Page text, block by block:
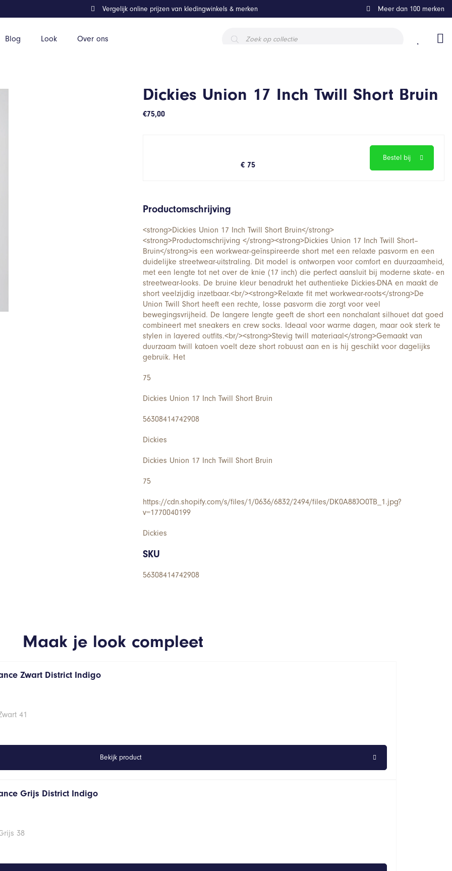
Blog Look Over ons
zoeken
Vergelijk online prijzen van kledingwinkels & merken Meer dan 100 merken
Dickies Union 17 Inch Twill Short Bruin
€75,00
€ 75
Bestel bij
Productomschrijving
<strong>Dickies Union 17 Inch Twill Short Bruin</strong>
<strong>Productomschrijving </strong><strong>Dickies Union 17 Inch Twill Short–
Bruin</strong>is een workwear-geïnspireerde short met een relaxte pasvorm en een
duidelijke streetwear-uitstraling. Dit model is ontworpen voor comfort en duurzaamheid,
met een lengte tot net over de knie (17 inch) die perfect aansluit bij moderne skate- en
streetwear-looks. De bruine kleur benadrukt het authentieke Dickies-DNA en maakt de
short veelzijdig inzetbaar.<br/><strong>Relaxte fit met workwear-roots</strong>De
Union Twill Short heeft een rechte, losse pasvorm die zorgt voor veel
bewegingsvrijheid. De langere lengte geeft de short een nonchalant silhouet dat goed
combineert met sneakers en crew socks. Ideaal voor warme dagen, maar ook sterk te
stylen in layered outfits.<br/><strong>Stevig twill materiaal</strong>Gemaakt van
duurzaam twill katoen voelt deze short robuust aan en is hij geschikt voor dagelijks
gebruik. Het
75
Dickies Union 17 Inch Twill Short Bruin
56308414742908
Dickies
Dickies Union 17 Inch Twill Short Bruin
75
https://cdn.shopify.com/s/files/1/0636/6832/2494/files/DK0A88JO0TB_1.jpg?
v=1770040199
Dickies
SKU
56308414742908
Maak je look compleet
Zwart District Indigo
41
Bekijk product
Grijs District Indigo
38